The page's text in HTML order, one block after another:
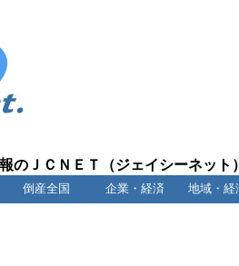
のＪＣＮＥＴ（ジェイシーネット
倒産全国 企業・経済 地域・経